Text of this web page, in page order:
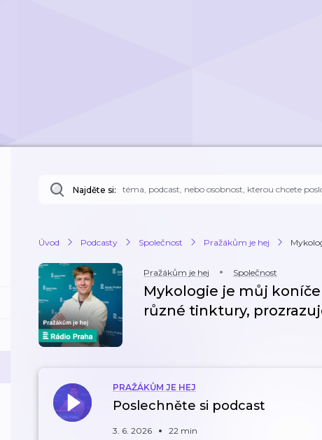
Najděte si:
Úvod Podcasty Společnost Pražákům je hej
Pražákům je hej Společnost
Mykologie je můj
různé tinktury,
PRAŽÁKŮM JE HEJ
Poslechněte si podcast
3. 6. 2026 22 min